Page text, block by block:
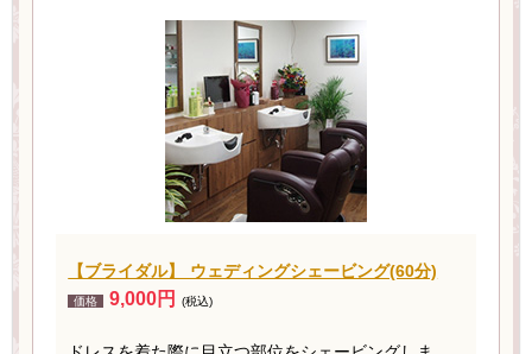
【ブライダル】 ウェディングシェービング(60分)
価格 9,000円 (税込)